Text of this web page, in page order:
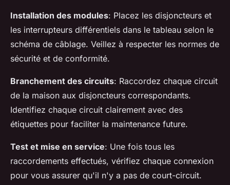
Installation des modules: Placez les disjoncteurs et
les interrupteurs différentiels dans le tableau selon le
schéma de câblage. Veillez à respecter les normes de
sécurité et de conformité.
Branchement des circuits: Raccordez chaque circuit
de la maison aux disjoncteurs correspondants.
Identifiez chaque circuit clairement avec des
étiquettes pour faciliter la maintenance future.
Test et mise en service: Une fois tous les
raccordements effectués, vérifiez chaque connexion
pour vous assurer qu'il n'y a pas de court-circuit.